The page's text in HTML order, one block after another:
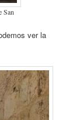
San
ver la